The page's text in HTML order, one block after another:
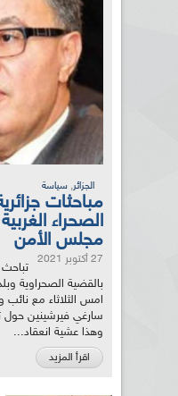
الجزائر, سياسة
مباحثات
الصحراء
مجلس الأمن
27 أكتوبر 2021
بالقضية الصحراوية
امس الثلاثاء مع نائب
سارغي فيرشينين حول
وهذا عشية انعقاد...
اقرأ المزيد